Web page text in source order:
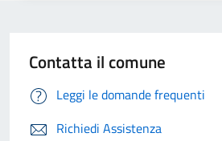
Contatta il comune
Leggi le domande frequenti
Richiedi Assistenza